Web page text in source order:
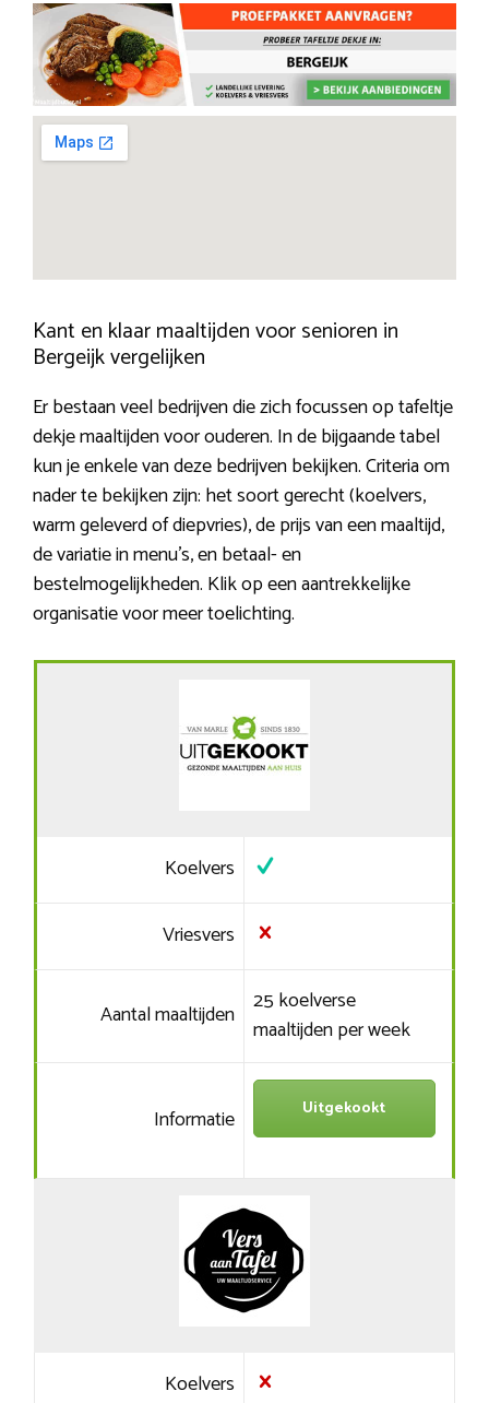
Kant en klaar maaltijden voor senioren in
Bergeijk vergelijken
Er bestaan veel bedrijven die zich focussen op tafeltje
dekje maaltijden voor ouderen. In de bijgaande tabel
kun je enkele van deze bedrijven bekijken. Criteria om
nader te bekijken zijn: het soort gerecht (koelvers,
warm geleverd of diepvries), de prijs van een maaltijd,
de variatie in menu’s, en betaal- en
bestelmogelijkheden. Klik op een aantrekkelijke
organisatie voor meer toelichting.
Koelvers
Vriesvers
Aantal maaltijden 25 koelverse
maaltijden per week
Informatie Uitgekookt
Koelvers